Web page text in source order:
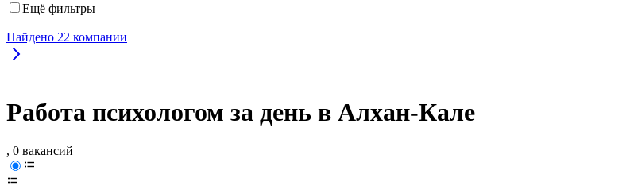
Ещё фильтры
Найдено 22 компании
Работа психологом за день в Алхан-Кале
, 0 вакансий